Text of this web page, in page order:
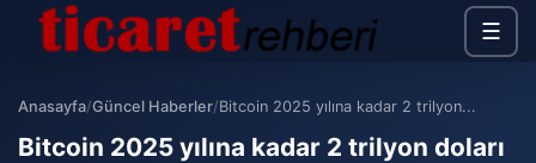
☰
Anasayfa/Güncel Haberler/Bitcoin 2025 yılına kadar 2 trilyon...
Bitcoin 2025 yılına kadar 2 trilyon doları